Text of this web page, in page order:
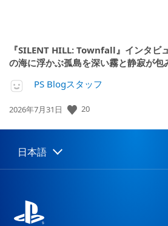
『SILENT HILL: Townfall』インタビ
の海に浮かぶ孤島を深い霧と静寂が
PS Blogスタッフ
公
日:
2026年7月31日 20
Select
a
Current
region:
日本語